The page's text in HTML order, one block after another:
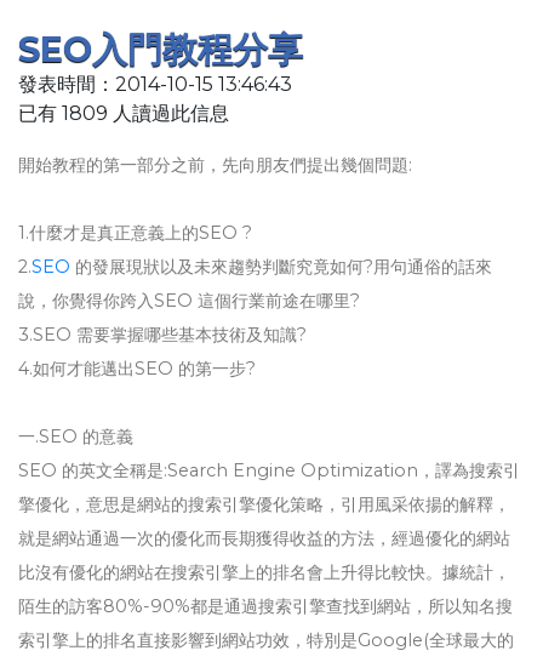
SEO入門教程分享
發表時間：2014-10-15 13:46:43
已有 1809 人讀過此信息
開始教程的第一部分之前，先向朋友們提出幾個問題:
1.什麼才是真正意義上的SEO ?
2.SEO 的發展現狀以及未來趨勢判斷究竟如何?用句通俗的話來
說，你覺得你跨入SEO 這個行業前途在哪里?
3.SEO 需要掌握哪些基本技術及知識?
4.如何才能邁出SEO 的第一步?
一.SEO 的意義
SEO 的英文全稱是:Search Engine Optimization，譯為搜索引
擎優化，意思是網站的搜索引擎優化策略，引用風采依揚的解釋，
就是網站通過一次的優化而長期獲得收益的方法，經過優化的網站
比沒有優化的網站在搜索引擎上的排名會上升得比較快。據統計，
陌生的訪客80%-90%都是通過搜索引擎查找到網站，所以知名搜
索引擎上的排名直接影響到網站功效，特別是Google(全球最大的